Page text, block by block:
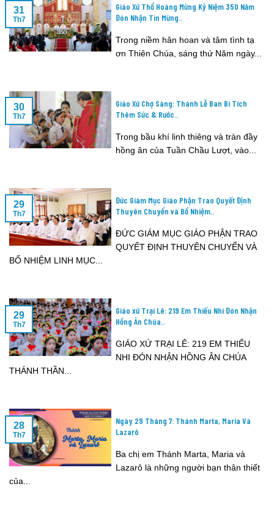
Giáo Xứ Thổ Hoàng Mừng Kỷ Niệm 350 Năm
Đón Nhận Tin Mừng..
Trong niềm hân hoan và tâm tình tạ
ơn Thiên Chúa, sáng thứ Năm ngày...
31
Th7
Giáo Xứ Chợ Sàng: Thánh Lễ Ban Bí Tích
Thêm Sức & Rước..
Trong bầu khí linh thiêng và tràn đầy
hồng ân của Tuần Chầu Lượt, vào...
30
Th7
Đức Giám Mục Giáo Phận Trao Quyết Định
Thuyên Chuyển và Bổ Nhiệm..
ĐỨC GIÁM MỤC GIÁO PHẬN TRAO
QUYẾT ĐỊNH THUYÊN CHUYỂN VÀ
BỔ NHIỆM LINH MỤC...
29
Th7
Giáo xứ Trại Lê: 219 Em Thiếu Nhi Đón Nhận
Hồng Ân Chúa..
GIÁO XỨ TRẠI LÊ: 219 EM THIẾU
NHI ĐÓN NHẬN HỒNG ÂN CHÚA
THÁNH THẦN...
29
Th7
Ngày 29 Tháng 7: Thánh Marta, Maria Và
Lazarô
Ba chị em Thánh Marta, Maria và
Lazarô là những người bạn thân thiết
của...
28
Th7